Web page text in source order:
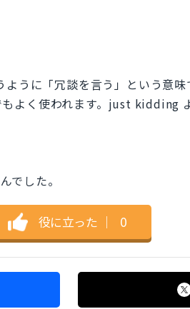
うに「冗談を言う」という意
よく使われます。just kidding
でした。
役に立った ｜ 0